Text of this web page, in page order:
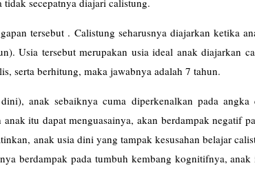
secepatnya diajari calistung.
tersebut . Calistung seharusnya diajarkan ketika
Usia tersebut merupakan usia ideal anak diajarkan
serta berhitung, maka jawabnya adalah 7 tahun.
anak sebaiknya cuma diperkenalkan pada
itu dapat menguasainya, akan berdampak negatif
anak usia dini yang tampak kesusahan belajar
berdampak pada tumbuh kembang kognitifnya,